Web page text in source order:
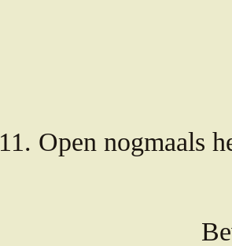
11. Open nogmaals